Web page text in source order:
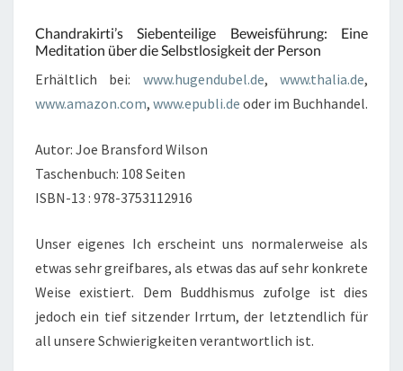
Chandrakirti’s Siebenteilige Beweisführung: Eine
Meditation über die Selbstlosigkeit der Person
Erhältlich bei: www.hugendubel.de,www.thalia.de,
www.amazon.com, www.epubli.de oder im Buchhandel.
Autor: Joe Bransford Wilson
Taschenbuch: 108 Seiten
ISBN-13 : 978-3753112916
Unser eigenes Ich erscheint uns normalerweise als
etwas sehr greifbares, als etwas das auf sehr konkrete
Weise existiert. Dem Buddhismus zufolge ist dies
jedoch ein tief sitzender Irrtum, der letztendlich für
all unsere Schwierigkeiten verantwortlich ist.